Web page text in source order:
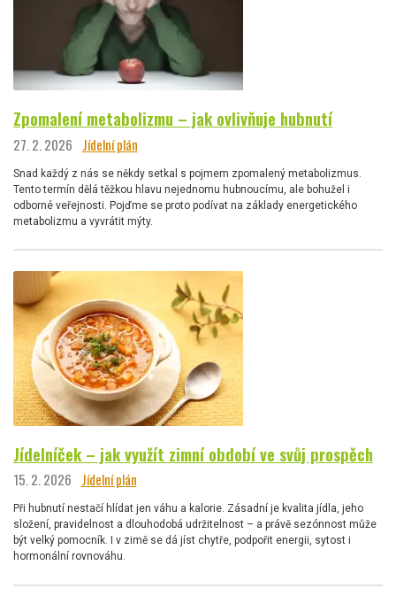
Zpomalení metabolizmu – jak ovlivňuje hubnutí
27. 2. 2026 Jídelní plán
Snad každý z nás se někdy setkal s pojmem zpomalený metabolizmus.
Tento termín dělá těžkou hlavu nejednomu hubnoucímu, ale bohužel i
odborné veřejnosti. Pojďme se proto podívat na základy energetického
metabolizmu a vyvrátit mýty.
Jídelníček – jak využít zimní období ve svůj prospěch
15. 2. 2026 Jídelní plán
Při hubnutí nestačí hlídat jen váhu a kalorie. Zásadní je kvalita jídla, jeho
složení, pravidelnost a dlouhodobá udržitelnost – a právě sezónnost může
být velký pomocník. I v zimě se dá jíst chytře, podpořit energii, sytost i
hormonální rovnováhu.